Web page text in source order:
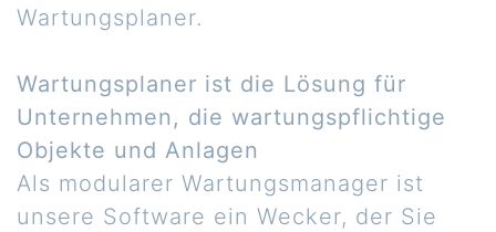
Wartungsplaner.
Wartungsplaner ist die Lösung für
Unternehmen, die wartungspflichtige
Objekte und Anlagen
Als modularer Wartungsmanager ist
unsere Software ein Wecker, der Sie